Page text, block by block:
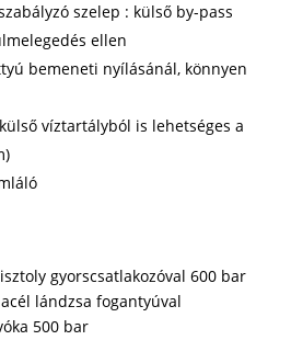
szelep : külső by-pass
ellen
bemeneti nyílásánál, könnyen
víztartályból is lehetséges a
gyorscsatlakozóval 600 bar
lándzsa fogantyúval
500 bar